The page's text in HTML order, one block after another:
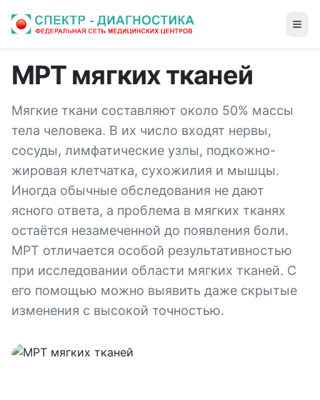
МРТ мягких тканей
Мягкие ткани составляют около 50% массы
тела человека. В их число входят нервы,
сосуды, лимфатические узлы, подкожно-
жировая клетчатка, сухожилия и мышцы.
Иногда обычные обследования не дают
ясного ответа, а проблема в мягких тканях
остаётся незамеченной до появления боли.
МРТ отличается особой результативностью
при исследовании области мягких тканей. С
его помощью можно выявить даже скрытые
изменения с высокой точностью.